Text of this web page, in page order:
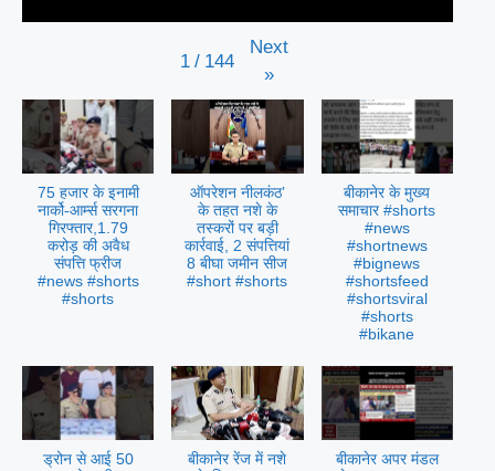
1 / 144
Next
»
75 हजार के इनामी
नार्को-आर्म्स सरगना
गिरफ्तार,1.79
करोड़ की अवैध
संपत्ति फ्रीज
#news #shorts
#shorts
ऑपरेशन नीलकंठ’
के तहत नशे के
तस्करों पर बड़ी
कार्रवाई, 2 संपत्तियां
8 बीघा जमीन सीज
#short #shorts
बीकानेर के मुख्य
समाचार #shorts
#news
#shortnews
#bignews
#shortsfeed
#shortsviral
#shorts
#bikane
ड्रोन से आई 50
बीकानेर रेंज में नशे
बीकानेर अपर मंडल